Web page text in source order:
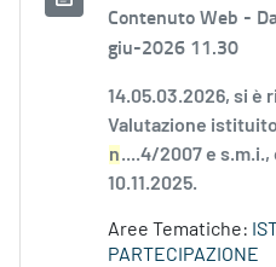
Contenuto Web -
giu-2026 11.30
14.05.03.2026, si è
Valutazione
n....4/2007 e s.m.i.,
10.11.2025.
Aree Tematiche:
PARTECIPAZIONE